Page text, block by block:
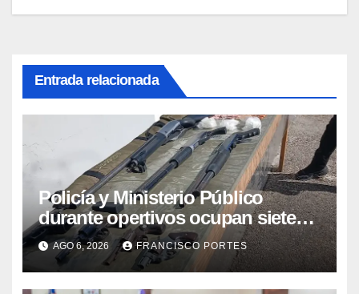
Entrada relacionada
Policía y Ministerio Público
durante opertivos ocupan siete
armas de fuego, presunta cocaína
y recuperan motocicleta robada,
en Barahona y San Juan
AGO 6, 2026 FRANCISCO PORTES